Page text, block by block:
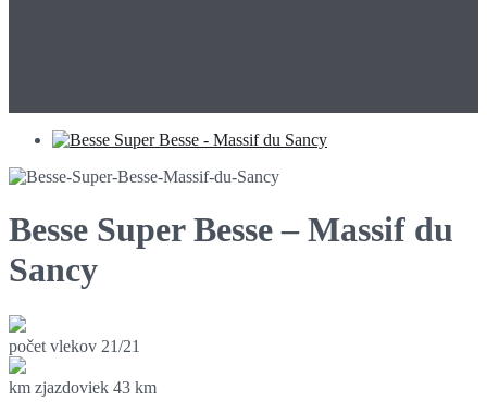
Besse Super Besse – Massif du
Sancy
počet vlekov 21/21
km zjazdoviek 43 km